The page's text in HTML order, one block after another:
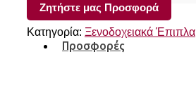
Προσφορές
Ζητήστε μας Προσφορά
Κατηγορία: Ξενοδοχειακά Έπιπλα